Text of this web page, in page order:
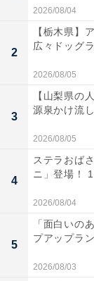
他の星座の運
2026/08/04
2
【栃木県】
広々ドッグ
2026/08/05
3
【山梨県の
源泉かけ流
2026/08/05
4
ステラおば
ニ」登場！
2026/08/04
5
「面白いの
プアップラ
2026/08/03